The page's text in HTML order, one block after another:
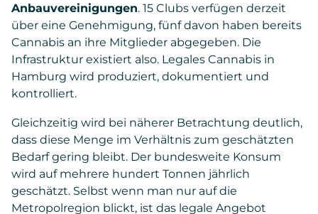
Anbauvereinigungen. 15 Clubs verfügen derzeit
über eine Genehmigung, fünf davon haben bereits
Cannabis an ihre Mitglieder abgegeben. Die
Infrastruktur existiert also. Legales Cannabis in
Hamburg wird produziert, dokumentiert und
kontrolliert.
Gleichzeitig wird bei näherer Betrachtung deutlich,
dass diese Menge im Verhältnis zum geschätzten
Bedarf gering bleibt. Der bundesweite Konsum
wird auf mehrere hundert Tonnen jährlich
geschätzt. Selbst wenn man nur auf die
Metropolregion blickt, ist das legale Angebot